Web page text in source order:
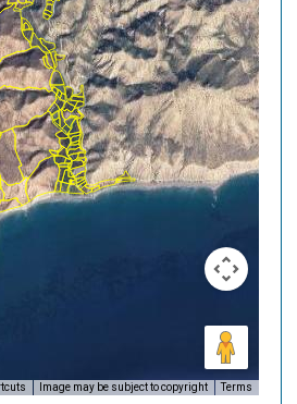
Image may be subject to copyright Terms